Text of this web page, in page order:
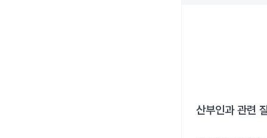
산부인과관련